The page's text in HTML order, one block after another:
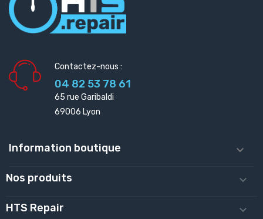
Contactez-nous :
04 82 53 78 61
65 rue Garibaldi
69006 Lyon
Information boutique 
Nos produits 
HTS Repair 